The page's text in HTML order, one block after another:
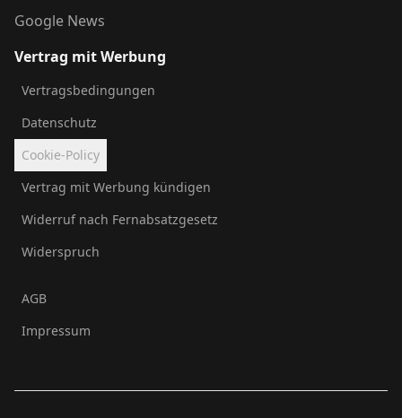
Google News
Vertrag mit Werbung
Vertragsbedingungen
Datenschutz
Cookie-Policy
Vertrag mit Werbung kündigen
Widerruf nach Fernabsatzgesetz
Widerspruch
AGB
Impressum